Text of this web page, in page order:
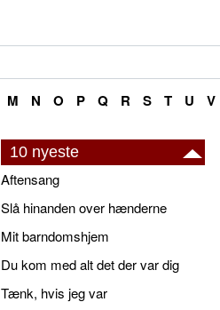
M N O P Q R S T U V
10 nyeste
Aftensang
Slå hinanden over hænderne
Mit barndomshjem
Du kom med alt det der var dig
Tænk, hvis jeg var